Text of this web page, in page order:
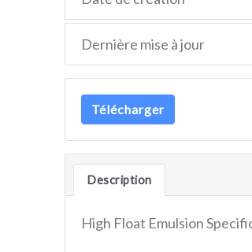
Dernière mise à jour
Télécharger
Description
High Float Emulsion